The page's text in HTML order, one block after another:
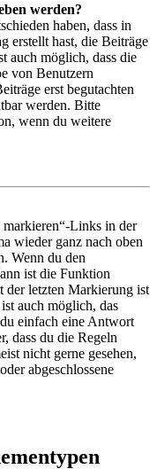
werden?
haben, dass in
erstellt hast, die Beiträge
auch möglich, dass die
von Benutzern
erst begutachten
werden. Bitte
wenn du weitere
Links in der
wieder ganz nach oben
Wenn du den
ist die Funktion
der letzten Markierung ist
auch möglich, das
einfach eine Antwort
dass du die Regeln
nicht gerne gesehen,
abgeschlossene